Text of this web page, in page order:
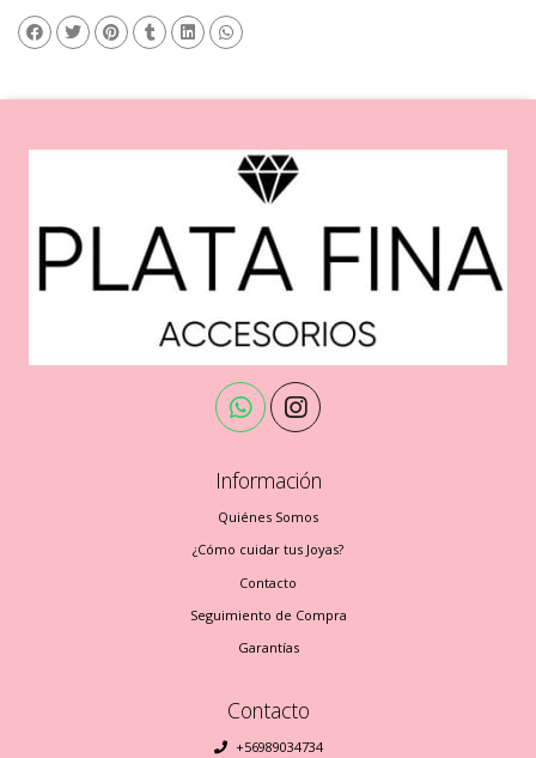
Información
Quiénes Somos
¿Cómo cuidar tus Joyas?
Contacto
Seguimiento de Compra
Garantías
Contacto
+56989034734